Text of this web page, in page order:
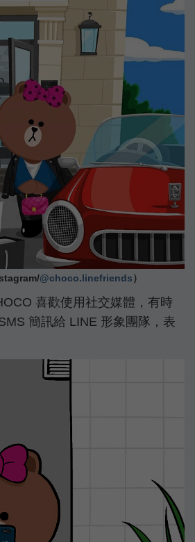
@choco.linefriends）
喜歡使用社交媒體，有時
簡訊給 LINE 形象團隊，表